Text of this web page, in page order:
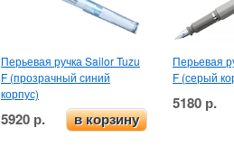
Перьевая ручка Sailor Tuzu
F (прозрачный синий
корпус)
5920 р. в корзину
Перьевая
F (серый
5180 р.